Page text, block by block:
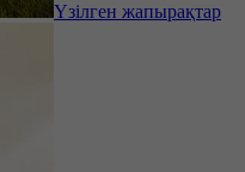
Үзілген жапырақтар